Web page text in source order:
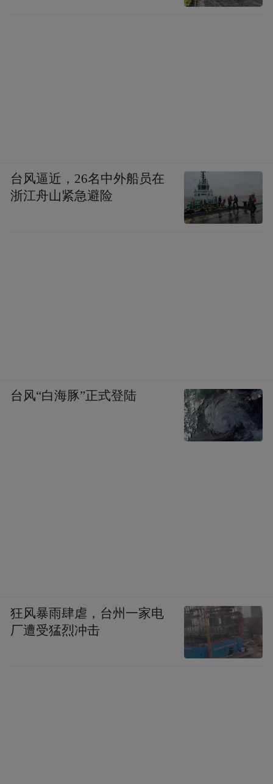
台风逼近，26名中外船员在
浙江舟山紧急避险
台风“白海豚”正式登陆
狂风暴雨肆虐，台州一家电
厂遭受猛烈冲击